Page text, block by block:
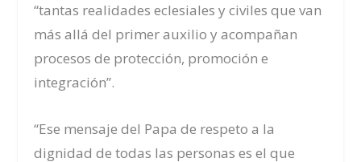
“tantas realidades eclesiales y civiles que van
más allá del primer auxilio y acompañan
procesos de protección, promoción e
integración”.
“Ese mensaje del Papa de respeto a la
dignidad de todas las personas es el que